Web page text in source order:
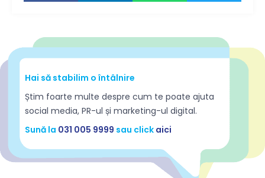
Hai să stabilim o întâlnire
Știm foarte multe despre cum te poate ajuta
social media, PR-ul și marketing-ul digital.
Sună la 031 005 9999 sau click aici